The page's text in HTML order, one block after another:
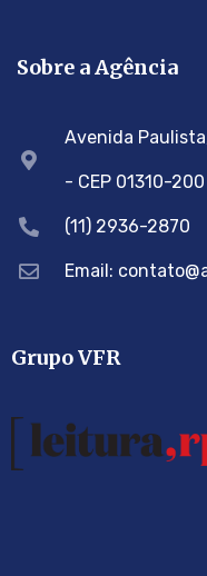
Sobre a Agência
Avenida
- CEP 01310-200
(11) 2936-2870
Email:
Grupo VFR